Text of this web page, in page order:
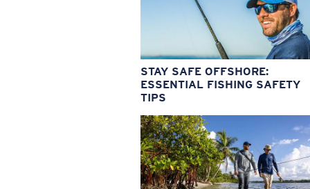
STAY SAFE OFFSHORE:
ESSENTIAL FISHING SAFETY
TIPS